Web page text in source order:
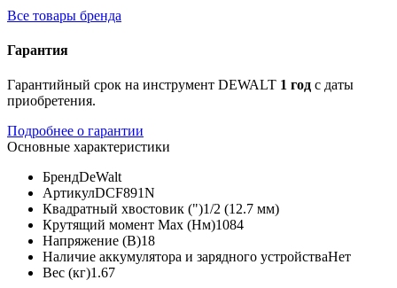
Все товары бренда
Гарантия
Гарантийный срок на инструмент DEWALT 1 год с даты
приобретения.
Подробнее о гарантии
Основные характеристики
БрендDeWalt
АртикулDCF891N
Квадратный хвостовик (")1/2 (12.7 мм)
Крутящий момент Max (Нм)1084
Напряжение (В)18
Наличие аккумулятора и зарядного устройстваНет
Вес (кг)1.67